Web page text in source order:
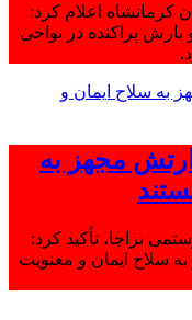
کرمانشاه اعلام کرد:
پراکنده در نواحی
ارتش مجهز به
تیپ ۲۸۴ شهید رستمی نزاجا، تأکید کرد:
سلاح ایمان و معنویت